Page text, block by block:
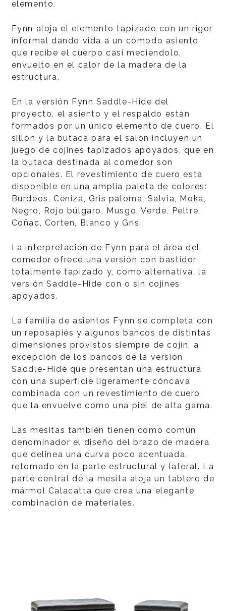
elemento.
Fynn aloja el elemento tapizado con un rigor
informal dando vida a un cómodo asiento
que recibe el cuerpo casi meciéndolo,
envuelto en el calor de la madera de la
estructura.
En la versión Fynn Saddle-Hide del
proyecto, el asiento y el respaldo están
formados por un único elemento de cuero. El
sillón y la butaca para el salón incluyen un
juego de cojines tapizados apoyados, que en
la butaca destinada al comedor son
opcionales. El revestimiento de cuero está
disponible en una amplia paleta de colores:
Burdeos, Ceniza, Gris paloma, Salvia, Moka,
Negro, Rojo búlgaro, Musgo, Verde, Peltre,
Coñac, Corten, Blanco y Gris.
La interpretación de Fynn para el área del
comedor ofrece una versión con bastidor
totalmente tapizado y, como alternativa, la
versión Saddle-Hide con o sin cojines
apoyados.
La familia de asientos Fynn se completa con
un reposapiés y algunos bancos de distintas
dimensiones provistos siempre de cojín, a
excepción de los bancos de la versión
Saddle-Hide que presentan una estructura
con una superficie ligeramente cóncava
combinada con un revestimiento de cuero
que la envuelve como una piel de alta gama.
Las mesitas también tienen como común
denominador el diseño del brazo de madera
que delinea una curva poco acentuada,
retomado en la parte estructural y lateral. La
parte central de la mesita aloja un tablero de
mármol Calacatta que crea una elegante
combinación de materiales.